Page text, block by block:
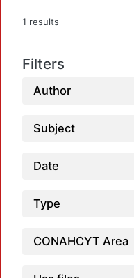
1 results
Filters
Author
Subject
Date
Type
CONAHCYT Area